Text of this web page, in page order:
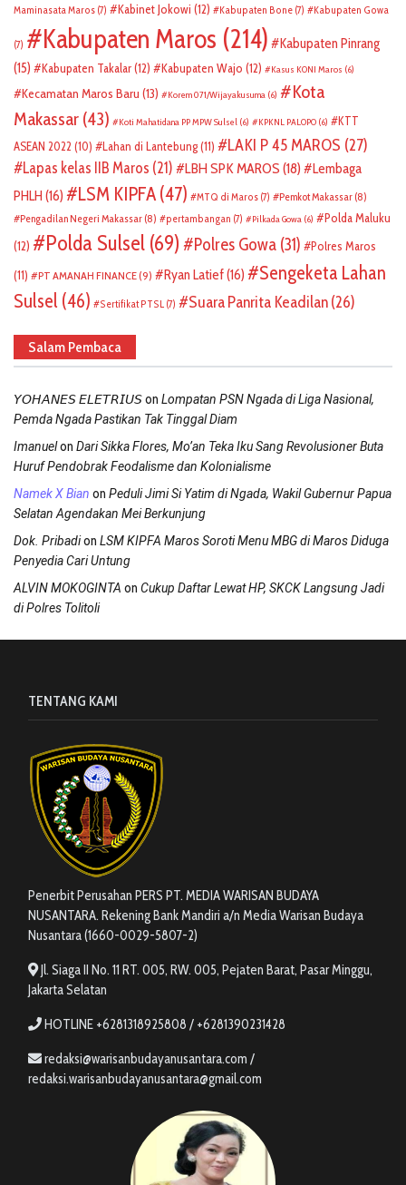
Maminasata Maros (7) Kabinet Jokowi (12) Kabupaten Bone (7) Kabupaten Gowa
(7) Kabupaten Maros (214)
Kabupaten Pinrang
(15)
Kabupaten Takalar(12) Kabupaten Wajo (12) Kasus KONI Maros (6)
Kecamatan Maros Baru (13) Korem 071/Wijayakusuma (6)
Kota
Makassar (43) Koti Mahatidana PP MPW Sulsel (6) KPKNL PALOPO (6)
KTT
ASEAN 2022 (10) Lahan di Lantebung(11) LAKI P 45 MAROS (27)
Lapas kelas IIB Maros (21) LBH SPK MAROS (18)
Lembaga
PHLH (16) LSM KIPFA (47) MTQ di Maros (7) Pemkot Makassar (8)
Pengadilan Negeri Makassar (8) pertambangan (7) Pilkada Gowa (6)
Polda Maluku
(12)
Polda Sulsel (69) Polres Gowa (31)
Polres Maros
(11)
PT AMANAH FINANCE(9) Ryan Latief(16)
Sengeketa Lahan
Sulsel (46) Sertifikat PTSL (7) Suara Panrita Keadilan(26)
Salam Pembaca
𝘠𝘖𝘏𝘈𝘕𝘌𝘚 𝘌𝘓𝘌𝘛𝘙𝘐𝘜𝘚on Lompatan PSN Ngada di Liga Nasional,
Pemda Ngada Pastikan Tak Tinggal Diam
Imanuelon Dari Sikka Flores, Mo’an Teka Iku Sang Revolusioner Buta
Huruf Pendobrak Feodalisme dan Kolonialisme
Namek X Bian on Peduli Jimi Si Yatim di Ngada, Wakil Gubernur Papua
Selatan Agendakan Mei Berkunjung
Dok. Pribadion LSM KIPFA Maros Soroti Menu MBG di Maros Diduga
Penyedia Cari Untung
ALVIN MOKOGINTA on Cukup Daftar Lewat HP, SKCK Langsung Jadi
di Polres Tolitoli
TENTANG KAMI
Penerbit Perusahan PERS PT. MEDIA WARISAN BUDAYA
NUSANTARA. Rekening Bank Mandiri a/n Media Warisan Budaya
Nusantara (1660-0029-5807-2)
Jl. Siaga II No. 11 RT. 005, RW. 005, Pejaten Barat, Pasar Minggu,
Jakarta Selatan
HOTLINE +6281318925808 / +6281390231428
redaksi@warisanbudayanusantara.com /
redaksi.warisanbudayanusantara@gmail.com